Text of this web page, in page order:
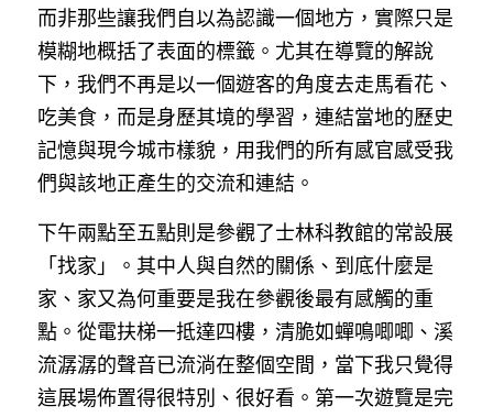
而非那些讓我們自以為認識一個地方，實際只是
模糊地概括了表面的標籤。尤其在導覽的解說
下，我們不再是以一個遊客的角度去走馬看花、
吃美食，而是身歷其境的學習，連結當地的歷史
記憶與現今城市樣貌，用我們的所有感官感受我
們與該地正產生的交流和連結。
下午兩點至五點則是參觀了士林科教館的常設展
「找家」。其中人與自然的關係、到底什麼是
家、家又為何重要是我在參觀後最有感觸的重
點。從電扶梯一抵達四樓，清脆如蟬鳴唧唧、溪
流潺潺的聲音已流淌在整個空間，當下我只覺得
這展場佈置得很特別、很好看。第一次遊覽是完